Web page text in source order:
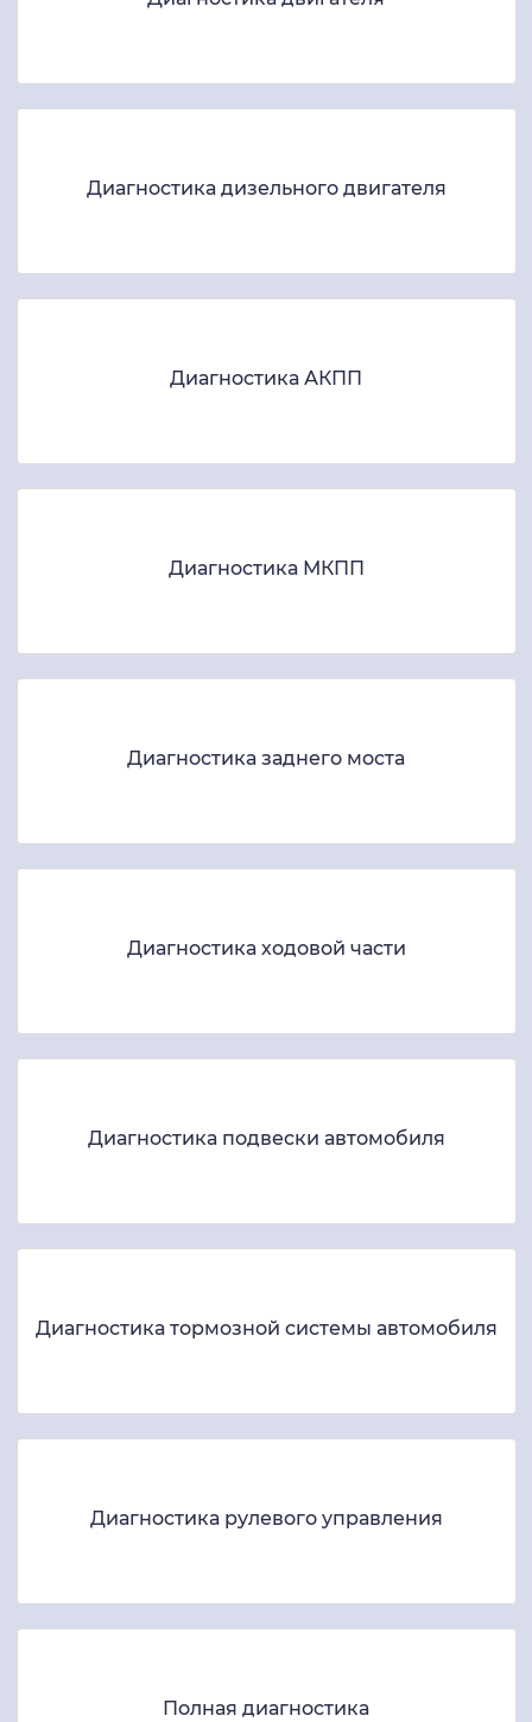
Диагностика дизельного двигателя
Диагностика АКПП
Диагностика МКПП
Диагностика заднего моста
Диагностика ходовой части
Диагностика подвески автомобиля
Диагностика тормозной системы автомобиля
Диагностика рулевого управления
Полная диагностика